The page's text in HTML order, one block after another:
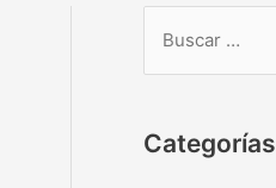
c
Categorías